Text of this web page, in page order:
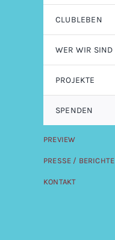
CLUBLEBEN
WER WIR SIND
PROJEKTE
SPENDEN
PREVIEW
PRESSE / BERICHTE
KONTAKT